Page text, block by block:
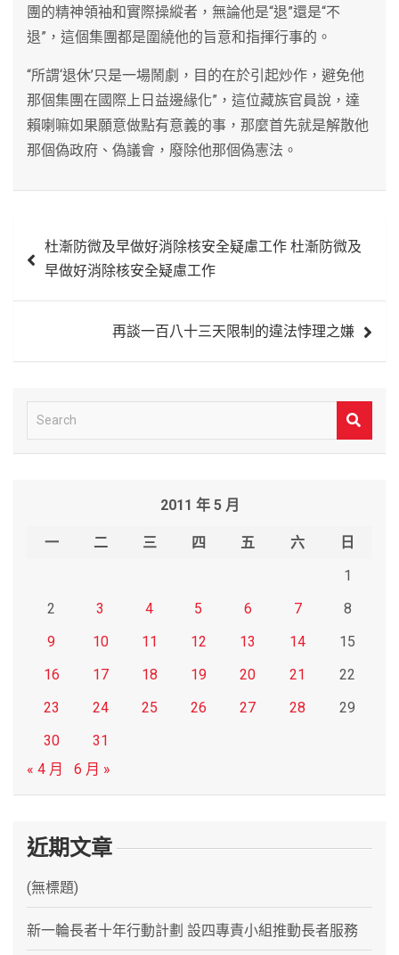
團的精神領袖和實際操縱者，無論他是“退”還是“不
退”，這個集團都是圍繞他的旨意和指揮行事的。
“所謂‘退休’只是一場鬧劇，目的在於引起炒作，避免他
那個集團在國際上日益邊緣化”，這位藏族官員說，達
賴喇嘛如果願意做點有意義的事，那麼首先就是解散他
那個偽政府、偽議會，廢除他那個偽憲法。
章 杜漸防微及早做好消除核安全疑慮工作 杜漸防微及
早做好消除核安全疑慮工作
再談一百八十三天限制的違法悖理之嫌
e
2011 年 5 月
一 二 三 四 五 六
日
1
2
3 4 5 6 7
8
9
10 11 12 13 14
15
16
17 18 19 20 21
22
23
24 25 26 27 28
29
30
31
« 4 月
6 月 »
近期文章
(無標題)
新一輪長者十年行動計劃 設四專責小組推動長者服務